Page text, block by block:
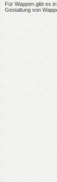
Für Wappen gibt es
Gestaltung von